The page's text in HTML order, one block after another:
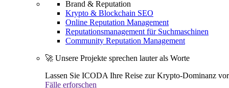
Brand & Reputation
Krypto & Blockchain SEO
Online Reputation Management
Reputationsmanagement für Suchmaschinen
Community Reputation Management
🚀 Unsere Projekte sprechen lauter als Worte
Lassen Sie ICODA Ihre Reise zur Krypto-Dominanz
Fälle erforschen